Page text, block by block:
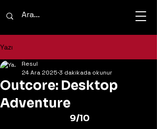
Yazı
Outcore: Desktop
Adventure
Resul
24 Ara 2025 3 dakikada okunur
9/10